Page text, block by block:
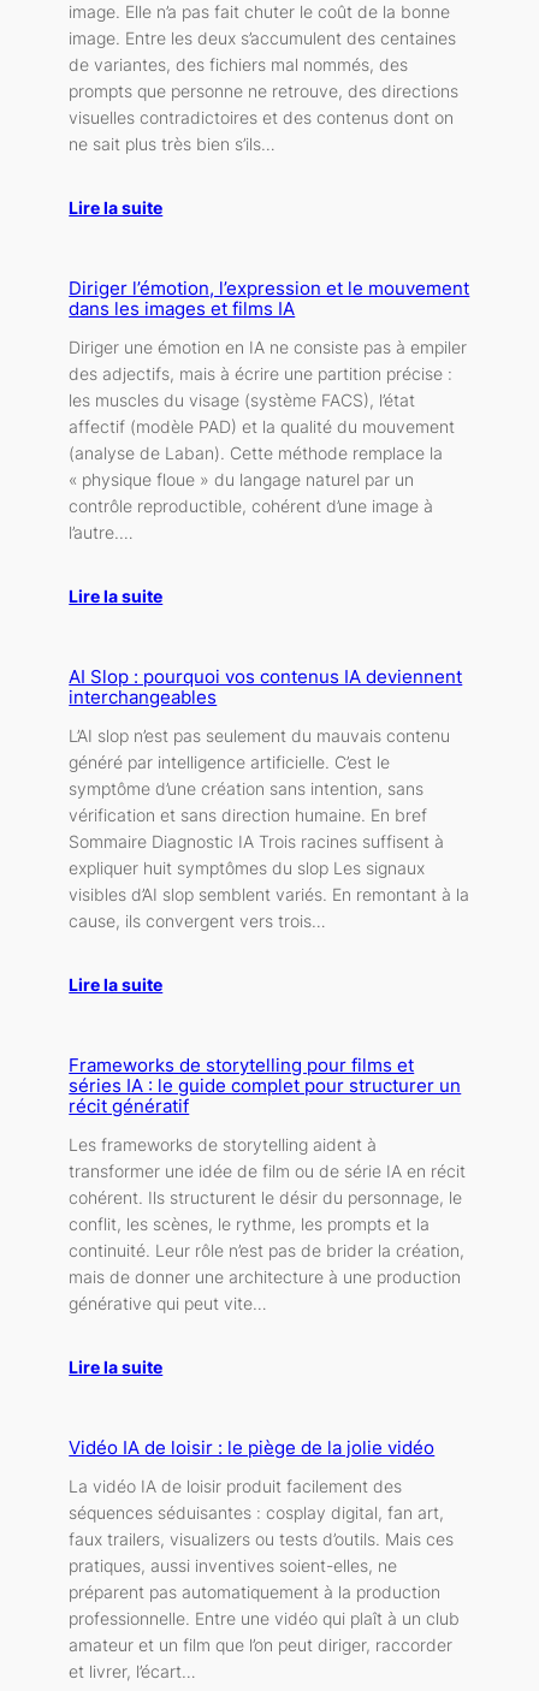
image. Elle n’a pas fait chuter le coût de la bonne
image. Entre les deux s’accumulent des centaines
de variantes, des fichiers mal nommés, des
prompts que personne ne retrouve, des directions
visuelles contradictoires et des contenus dont on
ne sait plus très bien s’ils…
Lire la suite
Diriger l’émotion, l’expression et le mouvement
dans les images et films IA
Diriger une émotion en IA ne consiste pas à empiler
des adjectifs, mais à écrire une partition précise :
les muscles du visage (système FACS), l’état
affectif (modèle PAD) et la qualité du mouvement
(analyse de Laban). Cette méthode remplace la
« physique floue » du langage naturel par un
contrôle reproductible, cohérent d’une image à
l’autre.…
Lire la suite
AI Slop : pourquoi vos contenus IA deviennent
interchangeables
L’AI slop n’est pas seulement du mauvais contenu
généré par intelligence artificielle. C’est le
symptôme d’une création sans intention, sans
vérification et sans direction humaine. En bref
Sommaire Diagnostic IA Trois racines suffisent à
expliquer huit symptômes du slop Les signaux
visibles d’AI slop semblent variés. En remontant à la
cause, ils convergent vers trois…
Lire la suite
Frameworks de storytelling pour films et
séries IA : le guide complet pour structurer un
récit génératif
Les frameworks de storytelling aident à
transformer une idée de film ou de série IA en récit
cohérent. Ils structurent le désir du personnage, le
conflit, les scènes, le rythme, les prompts et la
continuité. Leur rôle n’est pas de brider la création,
mais de donner une architecture à une production
générative qui peut vite…
Lire la suite
Vidéo IA de loisir : le piège de la jolie vidéo
La vidéo IA de loisir produit facilement des
séquences séduisantes : cosplay digital, fan art,
faux trailers, visualizers ou tests d’outils. Mais ces
pratiques, aussi inventives soient-elles, ne
préparent pas automatiquement à la production
professionnelle. Entre une vidéo qui plaît à un club
amateur et un film que l’on peut diriger, raccorder
et livrer, l’écart…